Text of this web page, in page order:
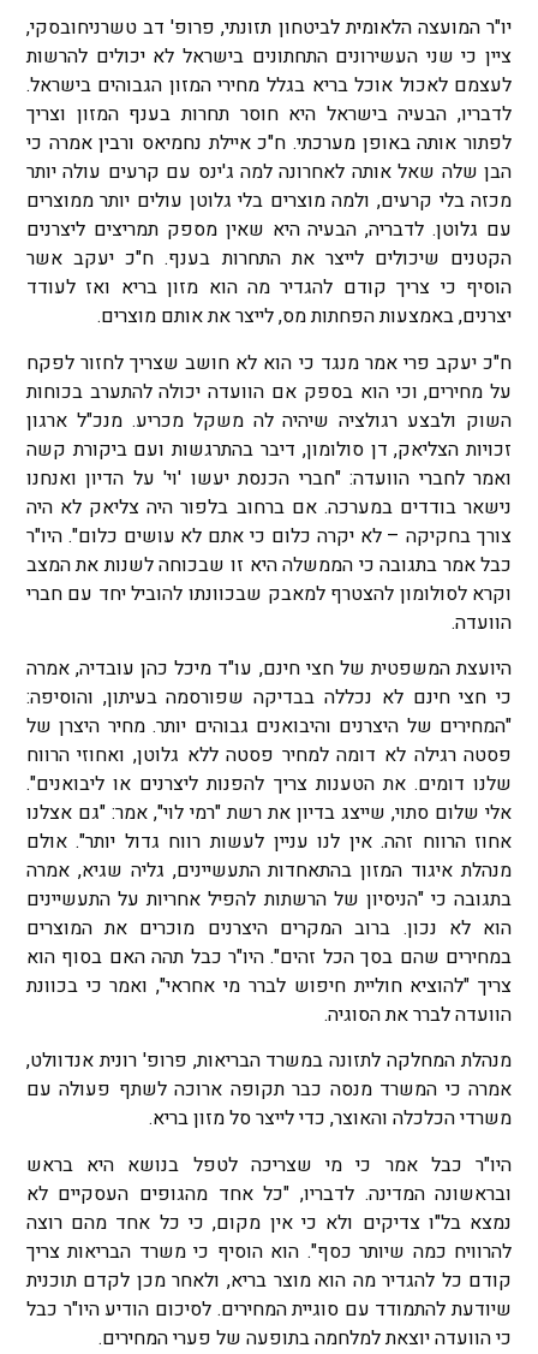
יו"ר המועצה הלאומית לביטחון תזונתי, פרופ' דב טשרניחובסקי,
ציין כי שני העשירונים התחתונים בישראל לא יכולים להרשות
לעצמם לאכול אוכל בריא בגלל מחירי המזון הגבוהים בישראל.
לדבריו, הבעיה בישראל היא חוסר תחרות בענף המזון וצריך
לפתור אותה באופן מערכתי. ח"כ איילת נחמיאס ורבין אמרה כי
הבן שלה שאל אותה לאחרונה למה ג'ינס עם קרעים עולה יותר
מכזה בלי קרעים, ולמה מוצרים בלי גלוטן עולים יותר ממוצרים
עם גלוטן. לדבריה, הבעיה היא שאין מספק תמריצים ליצרנים
הקטנים שיכולים לייצר את התחרות בענף. ח"כ יעקב אשר
הוסיף כי צריך קודם להגדיר מה הוא מזון בריא ואז לעודד
יצרנים, באמצעות הפחתות מס, לייצר את אותם מוצרים.
ח"כ יעקב פרי אמר מנגד כי הוא לא חושב שצריך לחזור לפקח
על מחירים, וכי הוא בספק אם הוועדה יכולה להתערב בכוחות
השוק ולבצע רגולציה שיהיה לה משקל מכריע. מנכ"ל ארגון
זכויות הצליאק, דן סולומון, דיבר בהתרגשות ועם ביקורת קשה
ואמר לחברי הוועדה: "חברי הכנסת יעשו 'וי' על הדיון ואנחנו
נישאר בודדים במערכה. אם ברחוב בלפור היה צליאק לא היה
צורך בחקיקה – לא יקרה כלום כי אתם לא עושים כלום". היו"ר
כבל אמר בתגובה כי הממשלה היא זו שבכוחה לשנות את המצב
וקרא לסולומון להצטרף למאבק שבכוונתו להוביל יחד עם חברי
הוועדה.
היועצת המשפטית של חצי חינם, עו"ד מיכל כהן עובדיה, אמרה
כי חצי חינם לא נכללה בבדיקה שפורסמה בעיתון, והוסיפה:
"המחירים של היצרנים והיבואנים גבוהים יותר. מחיר היצרן של
פסטה רגילה לא דומה למחיר פסטה ללא גלוטן, ואחוזי הרווח
שלנו דומים. את הטענות צריך להפנות ליצרנים או ליבואנים".
אלי שלום סתוי, שייצג בדיון את רשת "רמי לוי", אמר: "גם אצלנו
אחוז הרווח זהה. אין לנו עניין לעשות רווח גדול יותר". אולם
מנהלת איגוד המזון בהתאחדות התעשיינים, גליה שגיא, אמרה
בתגובה כי "הניסיון של הרשתות להפיל אחריות על התעשיינים
הוא לא נכון. ברוב המקרים היצרנים מוכרים את המוצרים
במחירים שהם בסך הכל זהים". היו"ר כבל תהה האם בסוף הוא
צריך "להוציא חוליית חיפוש לברר מי אחראי", ואמר כי בכוונת
הוועדה לברר את הסוגיה.
מנהלת המחלקה לתזונה במשרד הבריאות, פרופ' רונית אנדוולט,
אמרה כי המשרד מנסה כבר תקופה ארוכה לשתף פעולה עם
משרדי הכלכלה והאוצר, כדי לייצר סל מזון בריא.
היו"ר כבל אמר כי מי שצריכה לטפל בנושא היא בראש
ובראשונה המדינה. לדבריו, "כל אחד מהגופים העסקיים לא
נמצא בל"ו צדיקים ולא כי אין מקום, כי כל אחד מהם רוצה
להרוויח כמה שיותר כסף". הוא הוסיף כי משרד הבריאות צריך
קודם כל להגדיר מה הוא מוצר בריא, ולאחר מכן לקדם תוכנית
שיודעת להתמודד עם סוגיית המחירים. לסיכום הודיע היו"ר כבל
כי הוועדה יוצאת למלחמה בתופעה של פערי המחירים.